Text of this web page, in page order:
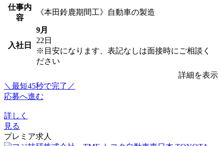
仕事内
容
《本田鈴鹿期間工》自動車の製造
入社日
9月
22日
※目安になります、表記なしは面接時にご相談く
ださい
詳細を表示
＼最短45秒で完了／
応募へ進む
詳しく
見る
プレミア求人